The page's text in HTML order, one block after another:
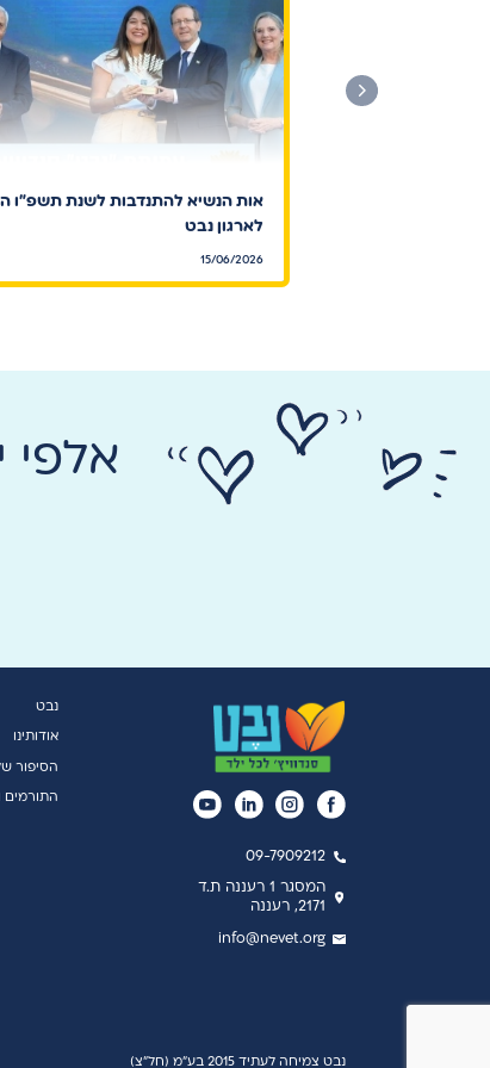
אות הנשיא להתנדבות לשנת תשפ"ו
לארגון נבט
15/06/2026
אלפי
09-7909212
המסגר 1 רעננה ת.ד
2171, רעננה
info@nevet.org
נבט
אודותינו
הסיפור
התורמים
נבט צמיחה לעתיד 2015 בע"מ (חל"צ)